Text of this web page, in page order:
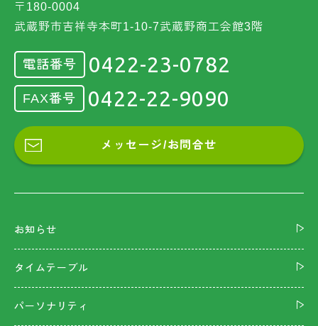
〒180-0004
武蔵野市吉祥寺本町1-10-7武蔵野商工会館3階
電話番号 0422-23-0782
FAX番号 0422-22-9090
メッセージ/お問合せ
お知らせ
タイムテーブル
パーソナリティ